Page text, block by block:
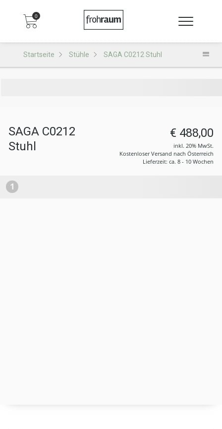
0
Startseite Stühle SAGA C0212 Stuhl
SAGA C0212
Stuhl
€ 488,00
inkl. 20% MwSt.
Kostenloser Versand nach Österreich
Lieferzeit: ca. 8 - 10 Wochen
1